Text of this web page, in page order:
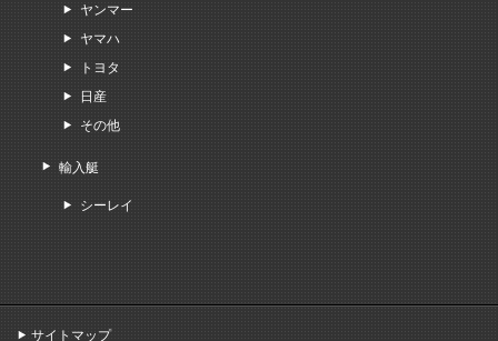
ヤンマー
ヤマハ
トヨタ
日産
その他
輸入艇
シーレイ
サイトマップ